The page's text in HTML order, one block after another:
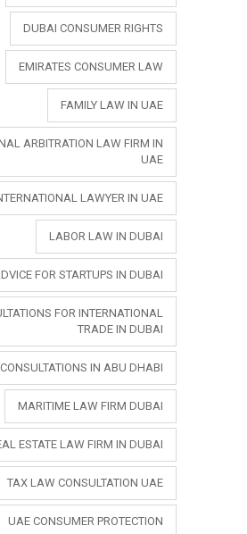
DUBAI CONSUMER RIGHTS
EMIRATES CONSUMER LAW
FAMILY LAW IN UAE
ARBITRATION LAW FIRM IN
UAE
LAWYER IN UAE
LABOR LAW IN DUBAI
FOR STARTUPS IN DUBAI
FOR INTERNATIONAL
TRADE IN DUBAI
IN ABU DHABI
MARITIME LAW FIRM DUBAI
ESTATE LAW FIRM IN DUBAI
TAX LAW CONSULTATION UAE
UAE CONSUMER PROTECTION